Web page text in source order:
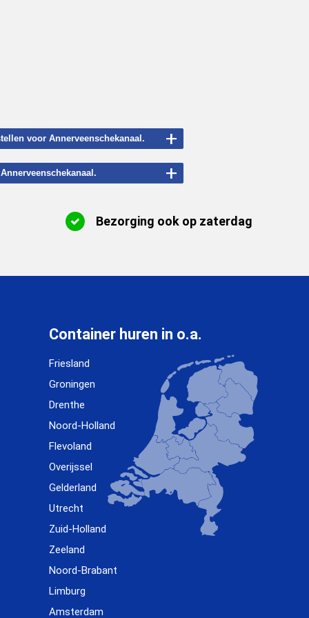
voor Annerveenschekanaal. +
+
Bezorging ook op zaterdag
Container huren in o.a.
Friesland
Groningen
Drenthe
Noord-Holland
Flevoland
Overijssel
Gelderland
Utrecht
Zuid-Holland
Zeeland
Noord-Brabant
Limburg
Amsterdam